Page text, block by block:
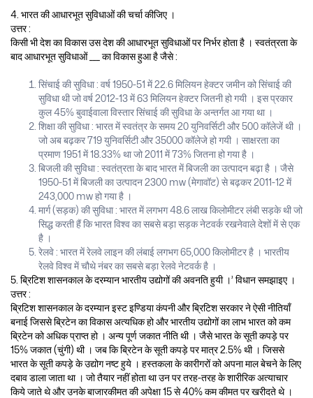
4. भारत की आधारभूत सुविधाओं की चर्चा कीजिए ।
उत्तर :
किसी भी देश का विकास उस देश की आधारभूत सुविधाओं पर निर्भर होता है । स्वतंत्रता के
बाद आधारभूत सुविधाओं ___ का विकास हुआ है जैसे :
सिंचाई की सुविधा : वर्ष 1950-51 में 22.6 मिलियन हेक्टर जमीन को सिंचाई की
सुविधा थी जो वर्ष 2012-13 में 63 मिलियन हेक्टर जितनी हो गयी । इस प्रकार
कुल 45% बुवाईवाला विस्तार सिंचाई की सुविधा के अन्तर्गत आ गया था ।
शिक्षा की सुविधा : भारत में स्वतंत्र के समय 20 युनिवर्सिटी और 500 कॉलेजें थी ।
जो अब बढ़कर 719 युनिवर्सिटी और 35000 कॉलेजे हो गयी । साक्षरता का
प्रमाण 1951 में 18.33% था जो 2011 में 73% जितना हो गया है ।
बिजली की सुविधा : स्वतंत्रता के बाद भारत में बिजली का उत्पादन बढ़ा है । जैसे
1950-51 में बिजली का उत्पादन 2300 mw (मेगावॉट) से बढ़कर 2011-12 में
243,000 mw हो गया है ।
मार्ग (सड़क) की सुविधा : भारत में लगभग 48.6 लाख किलोमीटर लंबी सड़के थी जो
सिद्ध करती हैं कि भारत विश्व का सबसे बड़ा सड़क नेटवर्क रखनेवाले देशों में से एक
है ।
रेलवे : भारत में रेलवे लाइन की लंबाई लगभग 65,000 किलोमीटर है । भारतीय
रेलवे विश्व में चौथे नंबर का सबसे बड़ा रेलवे नेटवर्क है ।
5. ब्रिटिश शासनकाल के दरम्यान भारतीय उद्योगों की अवनति हुयी ।’ विधान समझाइए ।
उत्तर :
ब्रिटिश शासनकाल के दरम्यान इस्ट इण्डिया कंपनी और ब्रिटिश सरकार ने ऐसी नीतियाँ
बनाई जिससे ब्रिटेन का विकास अत्यधिक हो और भारतीय उद्योगों का लाभ भारत को कम
ब्रिटेन को अधिक प्राप्त हो । अन्य पूर्ण जकात नीति थी । जैसे भारत के सूती कपड़े पर
15% जकात (चुंगी) थी । जब कि ब्रिटेन के सूती कपड़े पर मात्र 2.5% थी । जिससे
भारत के सूती कपड़े के उद्योग नष्ट हुये । हस्तकला के कारीगरों को अपना माल बेचने के लिए
दबाव डाला जाता था । जो तैयार नहीं होता था उन पर तरह-तरह के शारीरिक अत्याचार
किये जाते थे और उनके बाजारकीमत की अपेक्षा 15 से 40% कम कीमत पर खरीदते थे ।